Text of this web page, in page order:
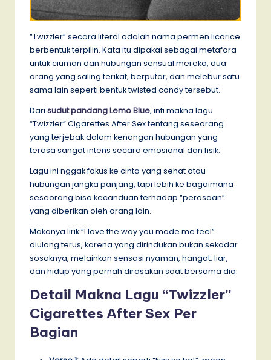
“Twizzler” secara literal adalah nama permen licorice
berbentuk terpilin. Kata itu dipakai sebagai metafora
untuk ciuman dan hubungan sensual mereka, dua
orang yang saling terikat, berputar, dan melebur satu
sama lain seperti bentuk twisted candy tersebut.
Dari sudut pandang Lemo Blue, inti makna lagu
“Twizzler” Cigarettes After Sex tentang seseorang
yang terjebak dalam kenangan hubungan yang
terasa sangat intens secara emosional dan fisik.
Lagu ini nggak fokus ke cinta yang sehat atau
hubungan jangka panjang, tapi lebih ke bagaimana
seseorang bisa kecanduan terhadap “perasaan”
yang diberikan oleh orang lain.
Makanya lirik “I love the way you made me feel”
diulang terus, karena yang dirindukan bukan sekadar
sosoknya, melainkan sensasi nyaman, hangat, liar,
dan hidup yang pernah dirasakan saat bersama dia.
Detail Makna Lagu “Twizzler”
Cigarettes After Sex Per
Bagian